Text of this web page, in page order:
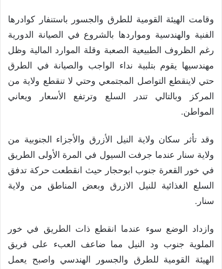
وقامت الهيئة القومية للطرق والجسور باستنفار كوادرها
الفنية والهندسية ومواردها بالشروع في الصيانة الدورية
رغم الظروف الطبيعية الصعبة وقلة الموارد المالية وظل
مهندسيها يقوم بتلبية نداء الواجب والصيانة في الطرق
حتي لاينقطع التواصل المجتمعي وحتي لا تنقطع ولاية من
المركز وبالتالي تندر السلع وترتفع الأسعار ويعاني
المواطن.
وقد تأثر سكان ولاية النيل الأزرق والأجزاء الجنوبية من
ولاية سنار عندما جرفت السيول في المرة الأولى الطريق
في خور القعرة جنوب ابوحجار حيث انقطعت حركة تدفق
السلع الغذائية للنيل الازرق وبعض المناطق من ولاية
سنار.
وازداد الوضع سوء عندما انقطع ذات الطريق في خور
الملوية جنوب ود النيل مما ضاعف العبء على فريق
الهيئة القومية للطرق والجسور الهندسي واصبح يعمل